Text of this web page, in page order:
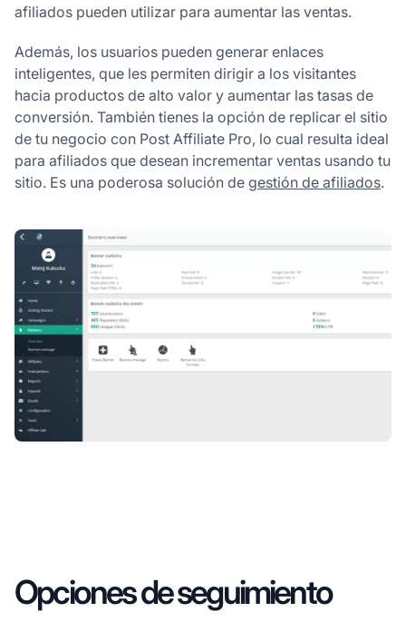
afiliados pueden utilizar para aumentar las ventas.
Además, los usuarios pueden generar enlaces
inteligentes, que les permiten dirigir a los visitantes
hacia productos de alto valor y aumentar las tasas de
conversión. También tienes la opción de replicar el sitio
de tu negocio con Post Affiliate Pro, lo cual resulta ideal
para afiliados que desean incrementar ventas usando tu
sitio. Es una poderosa solución de gestión de afiliados.
Opciones de seguimiento